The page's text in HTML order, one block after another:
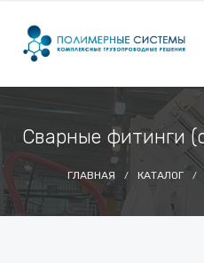
Сварные фитинги
ГЛАВНАЯ КАТАЛОГ